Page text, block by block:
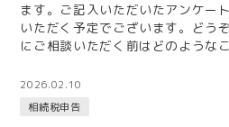
ます。ご記入いただいたアンケー
いただく予定でございます。どう
にご相談いただく前はどのようなこ
かせください。 相続税申告にあた
さんありますが 結局自分の場合に
らず相談させて頂きました。 士業の方にお伺いするのは初め
2026.02.10
相続税申告